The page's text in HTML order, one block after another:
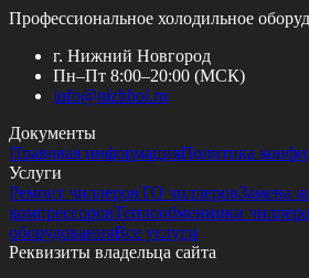
Профессиональное холодильное
г. Нижний Новгород
Пн–Пт 8:00–20:00 (МСК)
info@nizhhol.ru
Документы
Правовая информацияПолитика
Услуги
Ремонт чиллеровТО чиллеровЗамена
компрессоровТеплообменники
оборудованияВсе услуги
Реквизиты владельца сайта